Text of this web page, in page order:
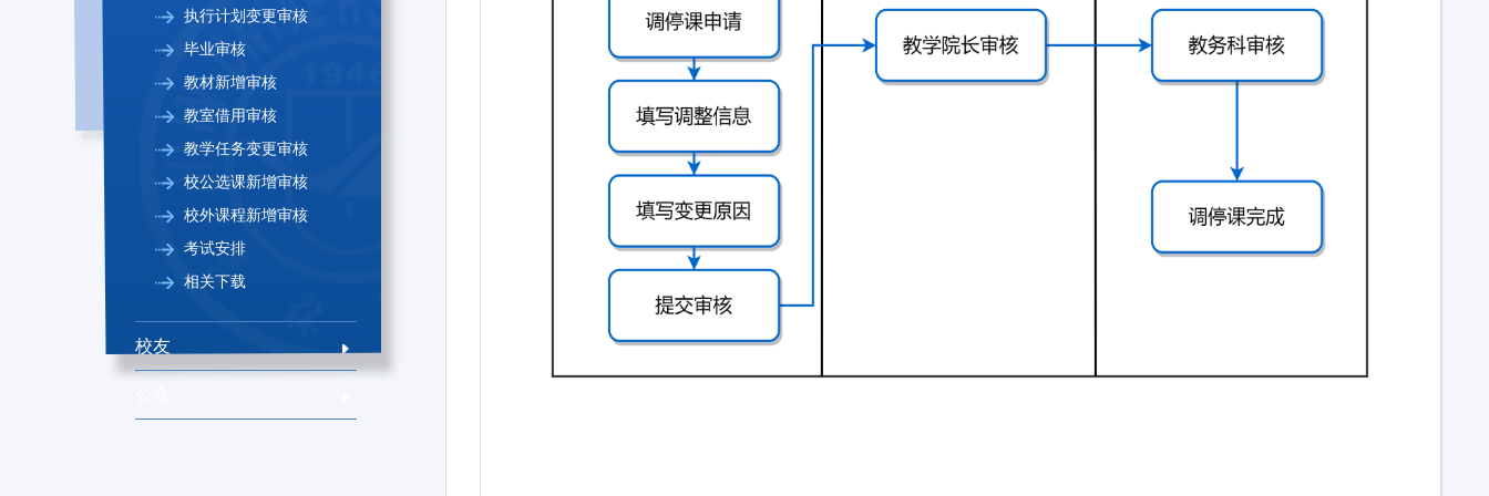
执行计划变更审核
毕业审核
教材新增审核
教室借用审核
教学任务变更审核
校公选课新增审核
校外课程新增审核
考试安排
相关下载
校友